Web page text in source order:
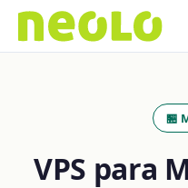
🏪
VPS para